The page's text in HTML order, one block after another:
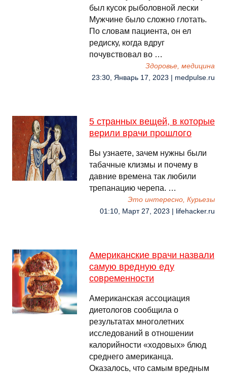
был кусок рыболовной лески
Мужчине было сложно глотать.
По словам пациента, он ел
редиску, когда вдруг
почувствовал во …
Здоровье, медицина
23:30, Январь 17, 2023 | medpulse.ru
5 странных вещей, в которые
верили врачи прошлого
Вы узнаете, зачем нужны были
табачные клизмы и почему в
давние времена так любили
трепанацию черепа. …
Это интересно, Курьезы
01:10, Март 27, 2023 | lifehacker.ru
Американские врачи назвали
самую вредную еду
современности
Американская ассоциация
диетологов сообщила о
результатах многолетних
исследований в отношении
калорийности «ходовых» блюд
среднего американца.
Оказалось, что самым вредным